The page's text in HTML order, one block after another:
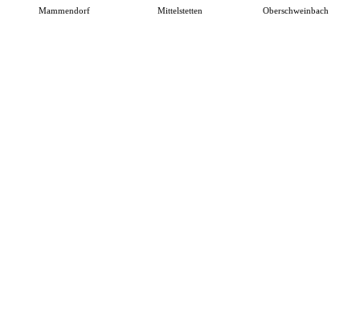
Mammendorf Mittelstetten Oberschweinbach